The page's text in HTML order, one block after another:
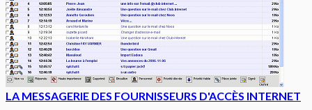
LA MESSAGERIE DES FOURNISSEURS D'ACCÈS INTERNET